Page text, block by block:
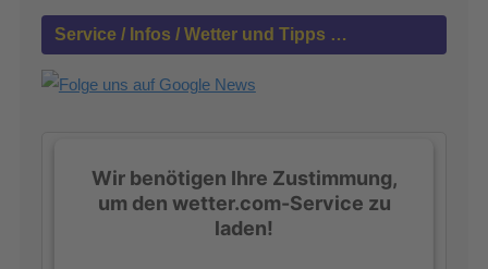
n
c
Service / Infos / Wetter und Tipps …
Wir benötigen Ihre Zustimmung,
um den wetter.com-Service zu
laden!